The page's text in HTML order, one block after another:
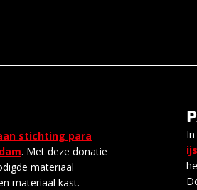
stichting para
. Met deze donatie
materiaal
materiaal kast.